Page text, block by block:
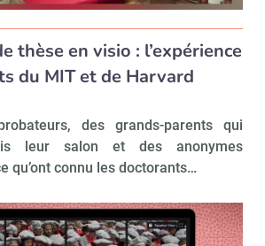
thèse en visio : l’expérience
du MIT et de Harvard
des grands-parents qui
leur salon et des anonymes
qu’ont connu les doctorants…